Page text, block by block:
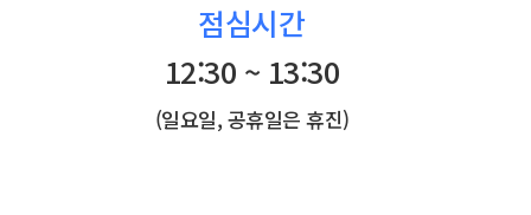
점심시간
12:30 ~ 13:30
(일요일, 공휴일은 휴진)